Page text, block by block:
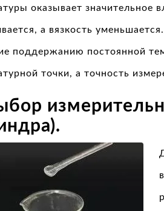
оказывает значительное
а вязкость
поддержанию постоянной
точки, а точность